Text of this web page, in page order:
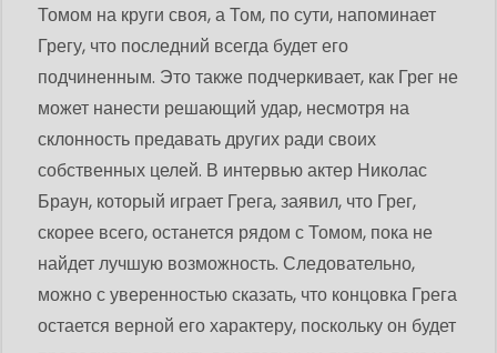
Томом на круги своя, а Том, по сути, напоминает
Грегу, что последний всегда будет его
подчиненным. Это также подчеркивает, как Грег не
может нанести решающий удар, несмотря на
склонность предавать других ради своих
собственных целей. В интервью актер Николас
Браун, который играет Грега, заявил, что Грег,
скорее всего, останется рядом с Томом, пока не
найдет лучшую возможность. Следовательно,
можно с уверенностью сказать, что концовка Грега
остается верной его характеру, поскольку он будет